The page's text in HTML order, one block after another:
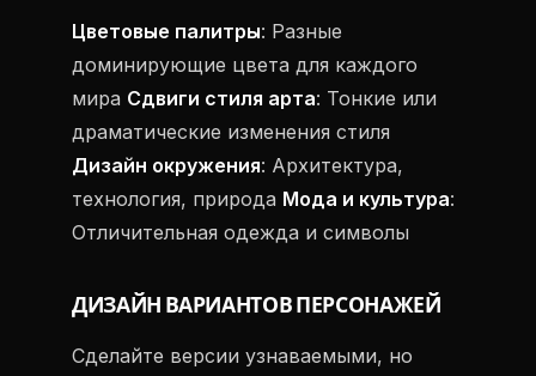
Цветовые палитры: Разные
доминирующие цвета для каждого
мира Сдвиги стиля арта: Тонкие или
драматические изменения стиля
Дизайн окружения: Архитектура,
технология, природа Мода и культура:
Отличительная одежда и символы
ДИЗАЙН ВАРИАНТОВ ПЕРСОНАЖЕЙ
Сделайте версии узнаваемыми, но